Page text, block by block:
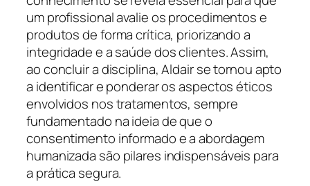
um profissional avalie os procedimentos e
produtos de forma crítica, priorizando a
integridade e a saúde dos clientes. Assim,
ao concluir a disciplina, Aldair se tornou apto
a identificar e ponderar os aspectos éticos
envolvidos nos tratamentos, sempre
fundamentado na ideia de que o
consentimento informado e a abordagem
humanizada são pilares indispensáveis para
a prática segura.